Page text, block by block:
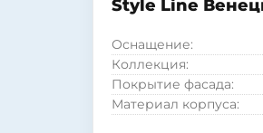
Style Line
Оснащение:
Коллекция:
Покрытие фасада:
Материал корпуса: